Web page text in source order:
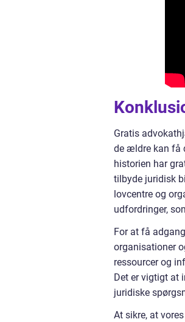
Gratis
de ældre kan få
historien har
tilbyde juridisk
lovcentre og
udfordringer,
For at få
organisationer
ressourcer og
Det er vigtigt at
juridiske
At sikre, at